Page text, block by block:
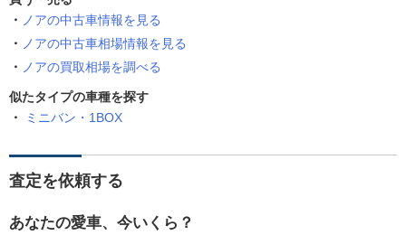
ノアの中古車情報を見る
ノアの中古車相場情報を見る
ノアの買取相場を調べる
似たタイプの車種を探す
ミニバン・1BOX
査定を依頼する
あなたの愛車、今いくら？